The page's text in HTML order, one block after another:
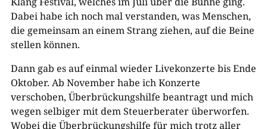
Dabei habe ich noch mal verstanden, was Menschen,
die gemeinsam an einem Strang ziehen, auf die Beine
stellen können.
Dann gab es auf einmal wieder Livekonzerte bis Ende
Oktober. Ab November habe ich Konzerte
verschoben, Überbrückungshilfe beantragt und mich
wegen selbiger mit dem Steuerberater überworfen.
Wobei die Überbrückungshilfe für mich trotz aller